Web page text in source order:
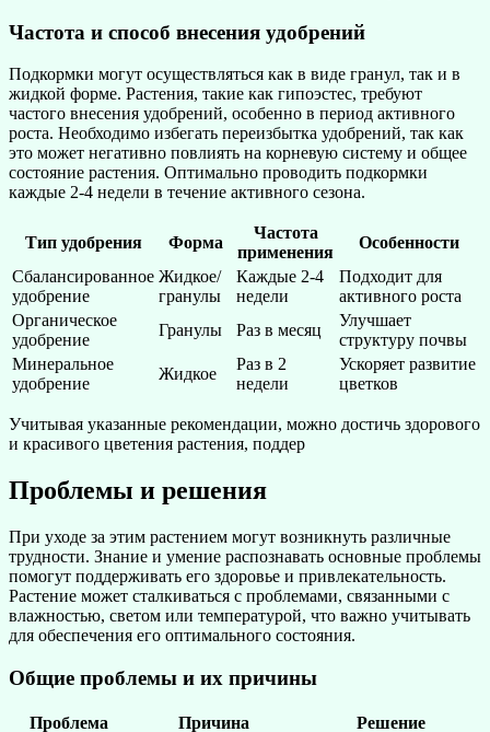
Частота и способ внесения удобрений
Подкормки могут осуществляться как в виде гранул, так и в
жидкой форме. Растения, такие как гипоэстес, требуют
частого внесения удобрений, особенно в период активного
роста. Необходимо избегать переизбытка удобрений, так как
это может негативно повлиять на корневую систему и общее
состояние растения. Оптимально проводить подкормки
каждые 2-4 недели в течение активного сезона.
Тип удобрения Форма
Частота
применения
Особенности
Сбалансированное
удобрение
Жидкое/
гранулы
Каждые 2-4
недели
Подходит для
активного роста
Органическое
удобрение
Гранулы Раз в месяц
Улучшает
структуру почвы
Минеральное
удобрение
Жидкое
Раз в 2
недели
Ускоряет развитие
цветков
Учитывая указанные рекомендации, можно достичь здорового
и красивого цветения растения, поддер
Проблемы и решения
При уходе за этим растением могут возникнуть различные
трудности. Знание и умение распознавать основные проблемы
помогут поддерживать его здоровье и привлекательность.
Растение может сталкиваться с проблемами, связанными с
влажностью, светом или температурой, что важно учитывать
для обеспечения его оптимального состояния.
Общие проблемы и их причины
Проблема Причина
Решение